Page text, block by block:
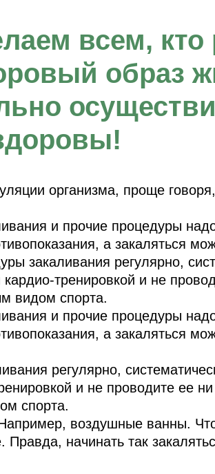
организма, проще
и прочие процедуры
а закаляться
закаливания регулярно,
тренировкой и не
видом спорта.
и прочие процедуры
а закаляться
регулярно,
и не проводите ее
спорта.
воздушные ванны.
начинать так
всем,
образ